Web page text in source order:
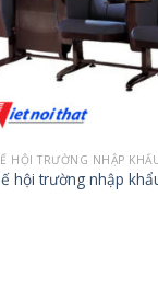
HỘI TRƯỜNG NHẬP
hội trường nhập